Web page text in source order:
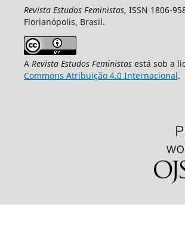
Revista Estudos Feministas, ISSN 1806-
Florianópolis, Brasil.
A Revista Estudos Feministasestá sob a
Commons Atribuição 4.0 Internacional.